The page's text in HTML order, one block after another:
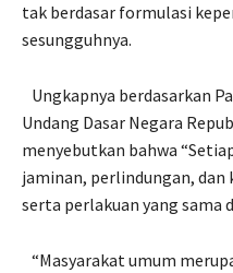
tak berdasar formulasi
sesungguhnya.
Ungkapnya berdasarkan
Undang Dasar Negara
menyebutkan bahwa
jaminan, perlindungan, dan
serta perlakuan yang sama
“Masyarakat umum